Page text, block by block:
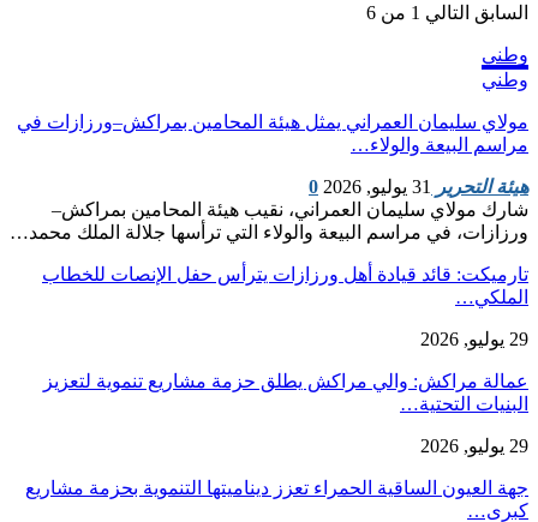
السابق التالي 1 من 6
وطني
وطني
مولاي سليمان العمراني يمثل هيئة المحامين بمراكش–ورزازات في
مراسم البيعة والولاء…
هيئة التحرير 31 يوليو, 2026
0
شارك مولاي سليمان العمراني، نقيب هيئة المحامين بمراكش–
ورزازات، في مراسم البيعة والولاء التي ترأسها جلالة الملك محمد…
تارميكت: قائد قيادة أهل ورزازات يترأس حفل الإنصات للخطاب
الملكي…
29 يوليو, 2026
عمالة مراكش: والي مراكش يطلق حزمة مشاريع تنموية لتعزيز
البنيات التحتية…
29 يوليو, 2026
جهة العيون الساقية الحمراء تعزز ديناميتها التنموية بحزمة مشاريع
كبرى…